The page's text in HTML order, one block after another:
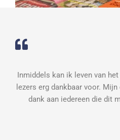
Inmiddels kan ik leven van
lezers erg dankbaar voor.
dank aan iedereen die dit